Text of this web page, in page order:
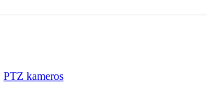
PTZ kameros